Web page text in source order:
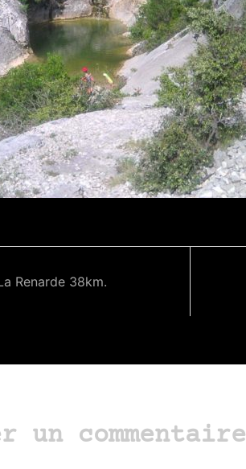
Renarde 38km.
un commentaire